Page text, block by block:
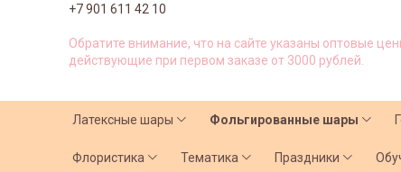
+7 901 611 42 10
Обратите внимание, что на сайте указаны оптовые
действующие при первом заказе от 3000 рублей.
Латексные шары Фольгированные шары
Флористика Тематика Праздники